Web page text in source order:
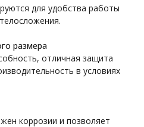
для удобства работы
размера
отличная защита
в условиях
коррозии и позволяет